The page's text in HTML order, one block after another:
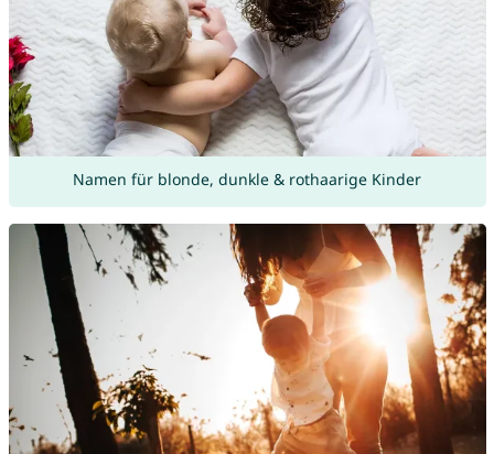
Namen für blonde, dunkle & rothaarige Kinder